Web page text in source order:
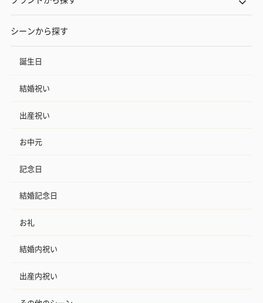
シーンから探す
誕生日
結婚祝い
出産祝い
お中元
記念日
結婚記念日
お礼
結婚内祝い
出産内祝い